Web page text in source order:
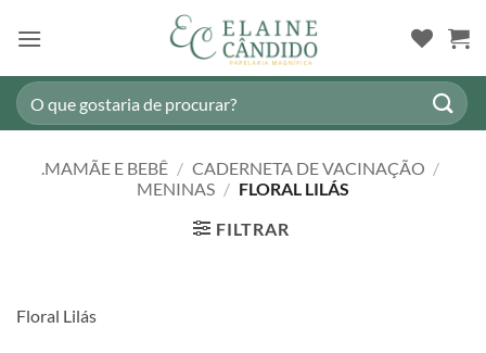
Pesquisar
por:
.MAMÃE E BEBÊ / CADERNETA DE VACINAÇÃO /
MENINAS / FLORAL LILÁS
FILTRAR
Floral Lilás